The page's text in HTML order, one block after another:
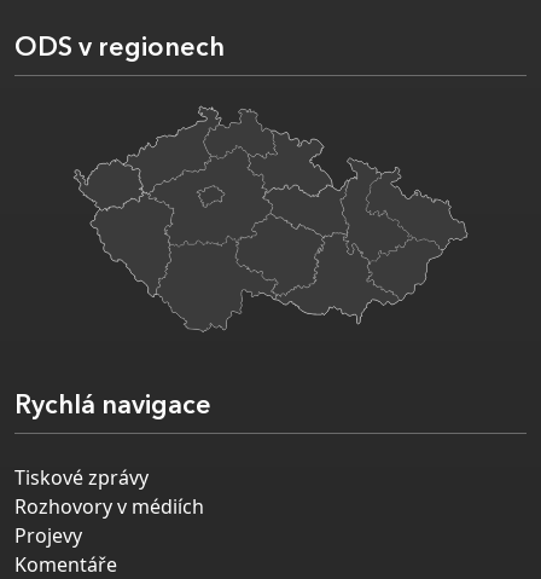
ODS v regionech
Rychlá navigace
Tiskové zprávy
Rozhovory v médiích
Projevy
Komentáře